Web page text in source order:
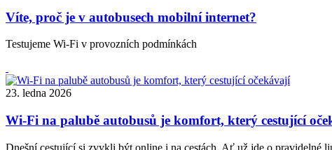
Víte, proč je v autobusech mobilní internet?
Testujeme Wi-Fi v provozních podmínkách
23. ledna 2026
Wi-Fi na palubě autobusů je komfort, který cestující
Dnešní cestující si zvykli být online i na cestách. Ať už jde o pravidelné